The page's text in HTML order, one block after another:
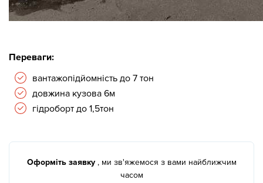
Переваги:
вантажопідйомність до 7 тон
довжина кузова 6м
гідроборт до 1,5тон
Оформіть заявку , ми зв'яжемося з вами найближчим
часом